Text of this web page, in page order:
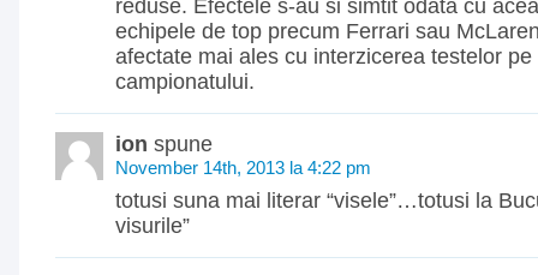
reduse. Efectele s-au si simtit odata cu
echipele de top precum Ferrari sau
afectate mai ales cu interzicerea testelor pe
campionatului.
ion spune
November 14th, 2013 la 4:22 pm
totusi suna mai literar “visele”…totusi la
visurile”